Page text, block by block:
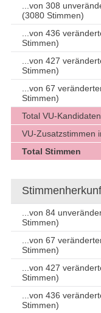
...von 308
(3080 Stimmen)
...von 436
Stimmen)
...von 427
Stimmen)
...von 67
Stimmen)
Total VU-
VU-Zusatzstimmen
Total Stimmen
...von 84
Stimmen)
...von 67
Stimmen)
...von 427
Stimmen)
...von 436
Stimmen)